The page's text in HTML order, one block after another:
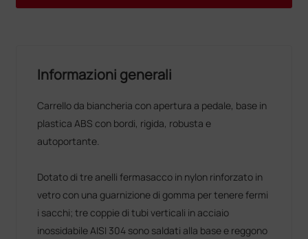
Informazioni generali
Carrello da biancheria con apertura a pedale, base in
plastica ABS con bordi, rigida, robusta e
autoportante.
Dotato di tre anelli fermasacco in nylon rinforzato in
vetro con una guarnizione di gomma per tenere fermi
i sacchi; tre coppie di tubi verticali in acciaio
inossidabile AISI 304 sono saldati alla base e reggono